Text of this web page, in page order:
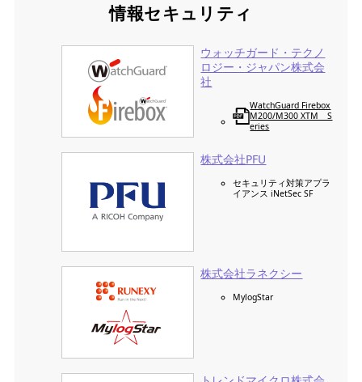
情報セキュリティ
ウォッチガード・テクノ
ロジー・ジャパン株式会
社
WatchGuard Firebox
M200/M300 XTM S
eries
株式会社PFU
セキュリティ対策アプラ
イアンス iNetSec SF
株式会社ラネクシー
MylogStar